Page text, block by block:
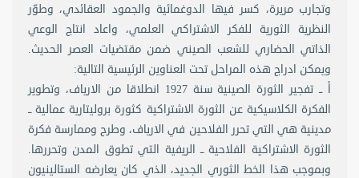
وتجارب مريرة، كسر فيها الدوغمائية والجمود العقائدي، وطوّر
النظرية الثورية للفكر الاشتراكي العلمي، واعاد انتاج الوعي
الذاتي الحضاري للشعب الصيني ضمن مقتضيات العصر الحديث.
ويمكن ادراج هذه المراحل تحت العناوين الرئيسية التالية:
أ ــ تفجير الثورة الصينية سنة 1927 انطلاقا من الارياف، وتطوير
الفكرة الكلاسيكية عن الثورة الاشتراكية كثورة بروليتارية عمالية ــ
مدينية هي التي تحرر الفلاحين في الارياف، وطرح وممارسة فكرة
الثورة الاشتراكية الفلاحية ــ الريفية التي تطوق المدن وتحررها.
وبموجب هذا الخط الثوري الجديد، الذي كان يعارضه الستالينيون